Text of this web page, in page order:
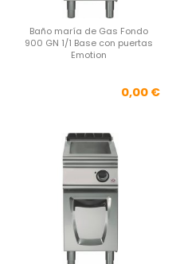
Baño maría de Gas Fondo
900 GN 1/1 Base con puertas
Emotion
0,00 €